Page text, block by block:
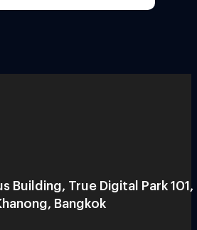
Building, True Digital Park 101,
Bangkok